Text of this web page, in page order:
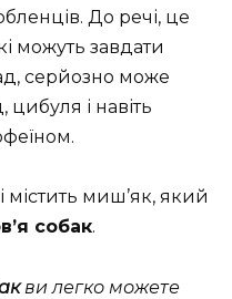
До речі, це
можуть завдати
серйозно може
і навіть
містить миш’як, який
собак.
ви легко можете